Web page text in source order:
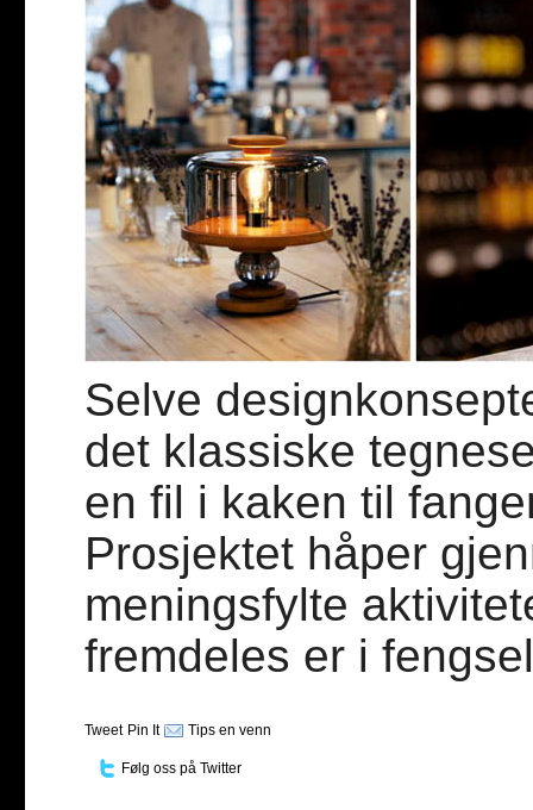
Selve
det klassiske
en fil i kaken til
Prosjektet håper
meningsfylte
fremdeles er i
Tweet Pin It Tips en venn
Følg oss på Twitter